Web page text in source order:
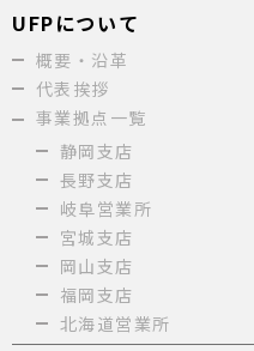
UFPについて
概要・沿革
代表挨拶
事業拠点一覧
静岡支店
長野支店
岐阜営業所
宮城支店
岡山支店
福岡支店
北海道営業所